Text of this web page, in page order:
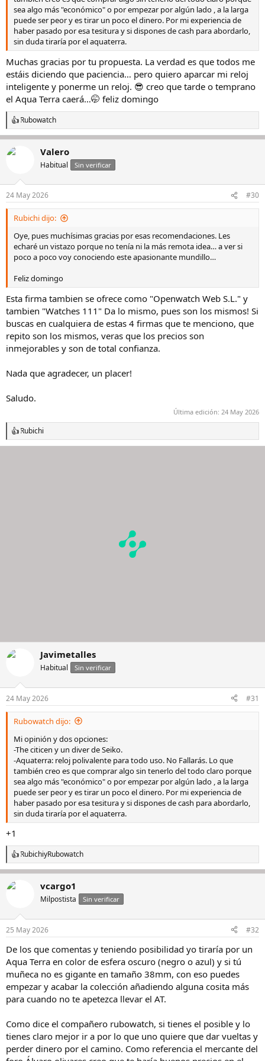
sea algo más "económico" o por empezar por algún lado , a la larga
puede ser peor y es tirar un poco el dinero. Por mi experiencia de
haber pasado por esa tesitura y si dispones de cash para abordarlo,
sin duda tiraría por el aquaterra.
Muchas gracias por tu propuesta. La verdad es que todos me
estáis diciendo que paciencia… pero quiero aparcar mi reloj
inteligente y ponerme un reloj. 😎 creo que tarde o temprano
el Aqua Terra caerá…🤭 feliz domingo
R
e
a
c
e
s
Rubowatch
Valero
Habitual Sin verificar
24 May 2026 #30
Rubichi dijo:
Oye, pues muchísimas gracias por esas recomendaciones. Les
echaré un vistazo porque no tenía ni la más remota idea… a ver si
poco a poco voy conociendo este apasionante mundillo…
Feliz domingo
Esta firma tambien se ofrece como "Openwatch Web S.L." y
tambien "Watches 111" Da lo mismo, pues son los mismos! Si
buscas en cualquiera de estas 4 firmas que te menciono, que
repito son los mismos, veras que los precios son
inmejorables y son de total confianza.
Nada que agradecer, un placer!
Saludo.
Última edición: 24 May 2026
R
e
Rubichi
Javimetalles
Habitual Sin verificar
24 May 2026 #31
Rubowatch dijo:
Mi opinión y dos opciones:
-The citicen y un diver de Seiko.
-Aquaterra: reloj polivalente para todo uso. No Fallarás. Lo que
también creo es que comprar algo sin tenerlo del todo claro porque
sea algo más "económico" o por empezar por algún lado , a la larga
puede ser peor y es tirar un poco el dinero. Por mi experiencia de
haber pasado por esa tesitura y si dispones de cash para abordarlo,
sin duda tiraría por el aquaterra.
+1
R
e
c
e
:
RubichiyRubowatch
vcargo1
Milpostista Sin verificar
25 May 2026 #32
De los que comentas y teniendo posibilidad yo tiraría por un
Aqua Terra en color de esfera oscuro (negro o azul) y si tú
muñeca no es gigante en tamaño 38mm, con eso puedes
empezar y acabar la colección añadiendo alguna cosita más
para cuando no te apetezca llevar el AT.
Como dice el compañero rubowatch, si tienes el posible y lo
tienes claro mejor ir a por lo que uno quiere que dar vueltas y
perder dinero por el camino. Como referencia el mercante del